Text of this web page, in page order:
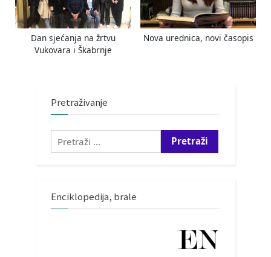
Dan sjećanja na žrtvu
Vukovara i Škabrnje
Nova urednica, novi časopis
Pretraživanje
Pretraži:
Enciklopedija, brale